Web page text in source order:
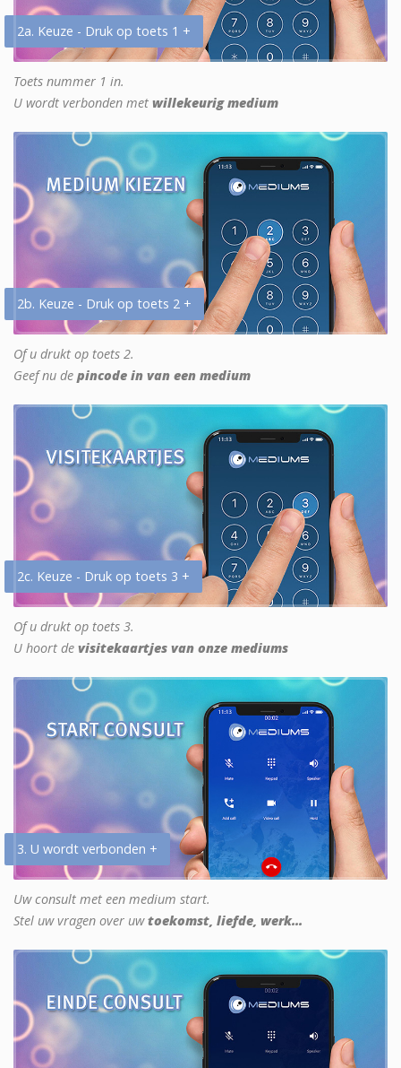
2a. Keuze - Druk op toets 1 +
Toets nummer 1 in.
U wordt verbonden met willekeurig medium
2b. Keuze - Druk op toets 2 +
Of u drukt op toets 2.
Geef nu de pincode in van een medium
2c. Keuze - Druk op toets 3 +
Of u drukt op toets 3.
U hoort de visitekaartjes van onze mediums
3. U wordt verbonden +
Uw consult met een medium start.
Stel uw vragen over uwtoekomst, liefde, werk...